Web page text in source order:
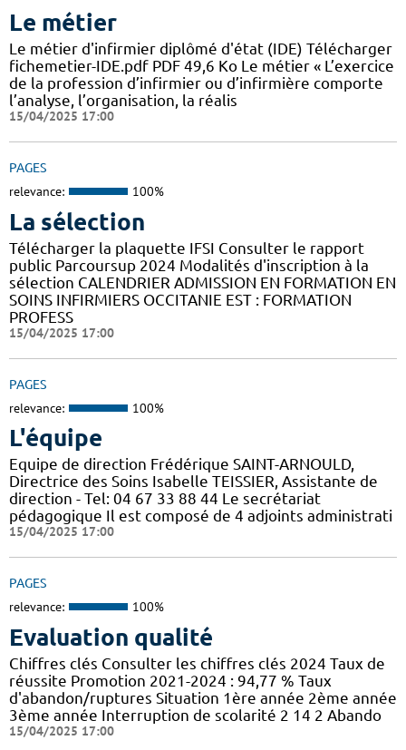
Le métier
Le métier d'infirmier diplômé d'état (IDE) Télécharger
fichemetier-IDE.pdf PDF 49,6 Ko Le métier « L’exercice
de la profession d’infirmier ou d’infirmière comporte
l’analyse, l’organisation, la réalis
15/04/2025 17:00
PAGES
relevance: 100%
La sélection
Télécharger la plaquette IFSI Consulter le rapport
public Parcoursup 2024 Modalités d'inscription à la
sélection CALENDRIER ADMISSION EN FORMATION EN
SOINS INFIRMIERS OCCITANIE EST : FORMATION
PROFESS
15/04/2025 17:00
PAGES
relevance: 100%
L'équipe
Equipe de direction Frédérique SAINT-ARNOULD,
Directrice des Soins Isabelle TEISSIER, Assistante de
direction - Tel: 04 67 33 88 44 Le secrétariat
pédagogique Il est composé de 4 adjoints administrati
15/04/2025 17:00
PAGES
relevance: 100%
Evaluation qualité
Chiffres clés Consulter les chiffres clés 2024 Taux de
réussite Promotion 2021-2024 : 94,77 % Taux
d'abandon/ruptures Situation 1ère année 2ème année
3ème année Interruption de scolarité 2 14 2 Abando
15/04/2025 17:00